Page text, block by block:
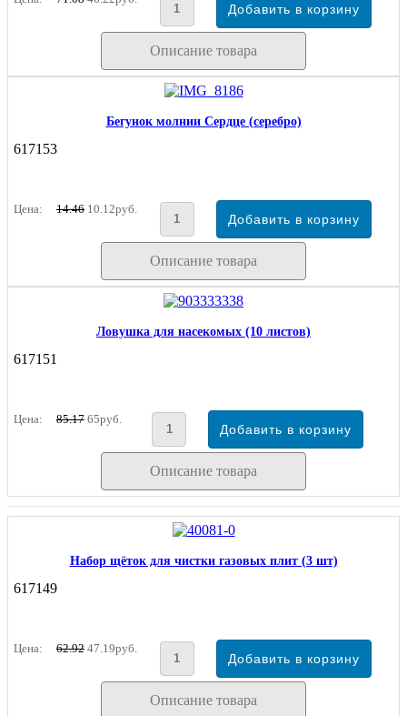
Описание товара
Бегунок молнии Сердце (серебро)
617153
Цена: 14.46 10.12руб.
Описание товара
Ловушка для насекомых (10 листов)
617151
Цена: 85.17 65руб.
Описание товара
Набор щёток для чистки газовых плит (3 шт)
617149
Цена: 62.92 47.19руб.
Описание товара